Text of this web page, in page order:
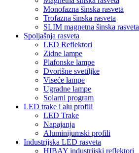
Monofazna šinska rasveta
Trofazna šinska rasveta
SLIM magnetna šinska rasveta
Spoljašnja rasveta
LED Reflektori
Zidne lampe
Plafonske lampe
Dvorišne svetiljke
Viseće lampe
Ugradne lampe
Solarni program
LED trake i alu profili
LED Trake
Napajanja
Aluminijumski profili
Industrijska LED rasveta
HIBAY industrijski reflektori